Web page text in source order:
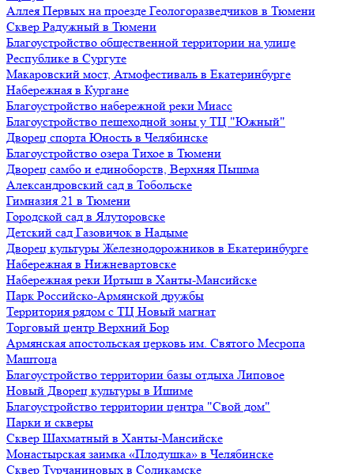
Аллея Первых на проезде Геологоразведчиков в Тюмени
Сквер Радужный в Тюмени
Благоустройство общественной территории на улице
Республике в Сургуте
Макаровский мост, Атмофестиваль в Екатеринбурге
Набережная в Кургане
Благоустройство набережной реки Миасс
Благоустройство пешеходной зоны у ТЦ "Южный"
Дворец спорта Юность в Челябинске
Благоустройство озера Тихое в Тюмени
Дворец самбо и единоборств, Верхняя Пышма
Александровский сад в Тобольске
Гимназия 21 в Тюмени
Городской сад в Ялуторовске
Детский сад Газовичок в Надыме
Дворец культуры Железнодорожников в Екатеринбурге
Набережная в Нижневартовске
Набережная реки Иртыш в Ханты-Мансийске
Парк Российско-Армянской дружбы
Территория рядом с ТЦ Новый магнат
Торговый центр Верхний Бор
Армянская апостольская церковь им. Святого Месропа
Маштоца
Благоустройство территории базы отдыха Липовое
Нoвый Двoрeц культуры в Ишимe
Благоустройство территории центра "Свой дом"
Парки и скверы
Сквер Шахматный в Ханты-Мансийске
Монастырская заимка «Плодушка» в Челябинске
Сквер Турчаниновых в Соликамске